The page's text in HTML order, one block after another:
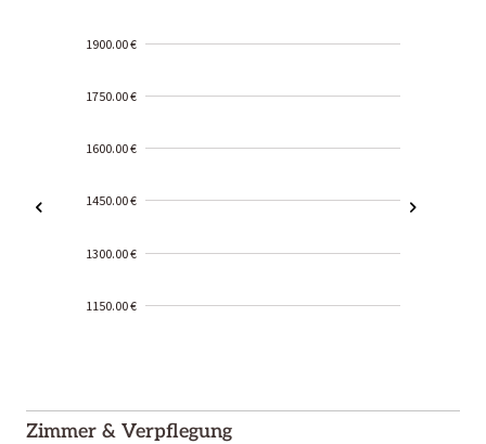
1900.00 €
1750.00 €
1600.00 €
1450.00 €
1300.00 €
1150.00 €
01-02
Zimmer & Verpflegung